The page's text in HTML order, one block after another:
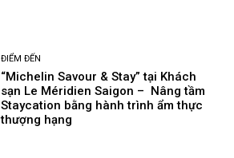
ĐIỂM ĐẾN
“Michelin Savour & Stay” tại Khách
sạn Le Méridien Saigon – Nâng tầm
Staycation bằng hành trình ẩm thực
thượng hạng